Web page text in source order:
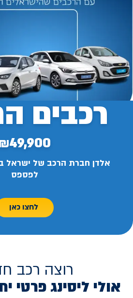
רכבים
אלדן חברת הרכב של ישראל
לפספס
לחצו כאן
רוצה רכב
אולי ליסינג פרטי